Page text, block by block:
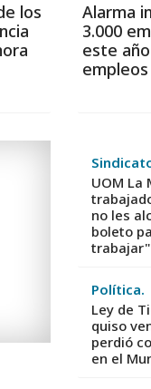
los
Alarma
3.000
este
empleos
UOM La
no les
boleto
trabajar"
Política.
Ley de
quiso
perdió
en el